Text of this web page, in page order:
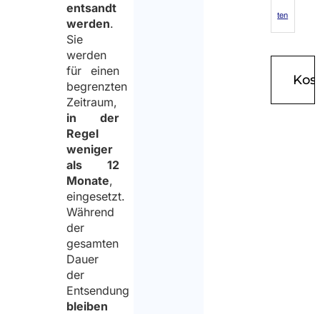
entsandt
werden.
Sie
werden
für einen
begrenzten
Zeitraum,
in der
Regel
weniger
als 12
Monate,
eingesetzt.
Während
der
gesamten
Dauer
der
Entsendung
bleiben
ten
cht